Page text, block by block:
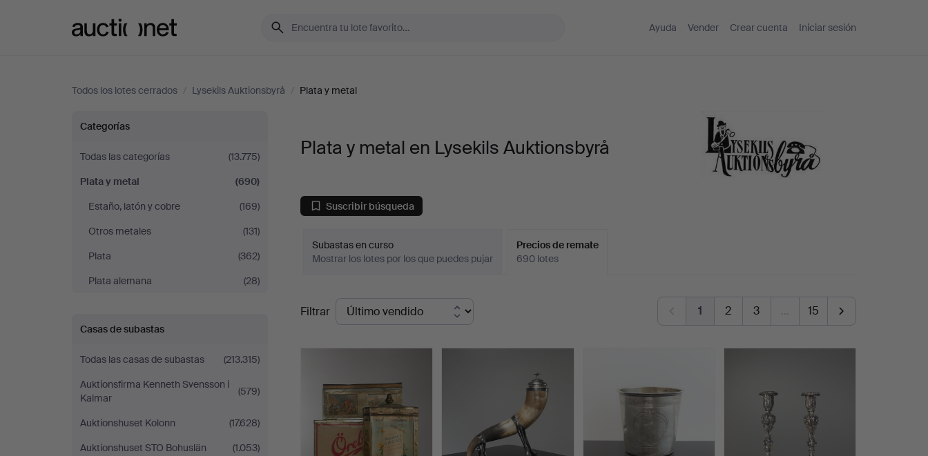
Ayuda Vender Crear cuenta Iniciar sesión
Todos los lotes cerrados / Lysekils Auktionsbyrå / Plata y metal
Plata
y
metal
en
Lysekils
Auktionsbyrå
Categorías
Todas las categorías
(13.775)
Plata y metal
(690)
Estaño, latón y cobre
(169)
Otros metales
(131)
Plata
(362)
Plata alemana
(28)
Casas de subastas
Todas las casas de subastas
(213.315)
Auktionsfirma Kenneth Svensson i
Kalmar
(579)
Auktionshuset Kolonn
(17.628)
Auktionshuset STO Bohuslän
(1.053)
Plata y metal en Lysekils Auktionsbyrå
Suscribir búsqueda
Subastas en curso
Mostrar los lotes por los que puedes pujar
Precios de remate
690 lotes
Precios
de
remate
Filtrar 1 2 3 … 15